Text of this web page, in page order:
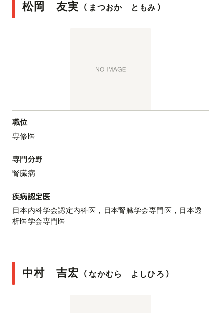
松岡 友実 （ まつおか ともみ ）
職位
専修医
専門分野
腎臓病
疾病認定医
日本内科学会認定内科医，日本腎臓学会専門医，日本透
析医学会専門医
中村 吉宏 （ なかむら よしひろ ）